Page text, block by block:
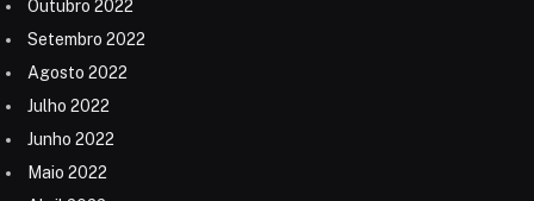
Outubro 2022
Setembro 2022
Agosto 2022
Julho 2022
Junho 2022
Maio 2022